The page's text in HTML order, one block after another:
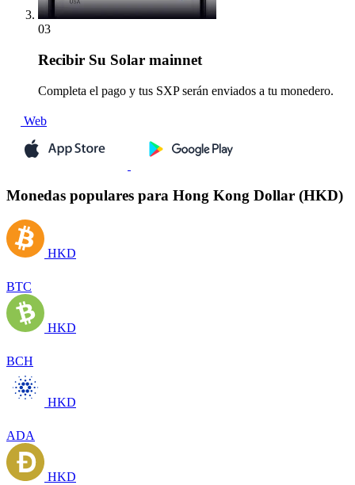
03
Recibir Su Solar mainnet
Completa el pago y tus SXP serán enviados a tu monedero.
Web
Monedas populares para Hong Kong Dollar (HKD)
HKD
BTC
HKD
BCH
HKD
ADA
HKD